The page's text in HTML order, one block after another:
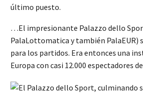
último puesto.
…El impresionante Palazzo dello
PalaLottomatica y también PalaEUR)
para los partidos. Era entonces una
Europa con casi 12.000 espectadores